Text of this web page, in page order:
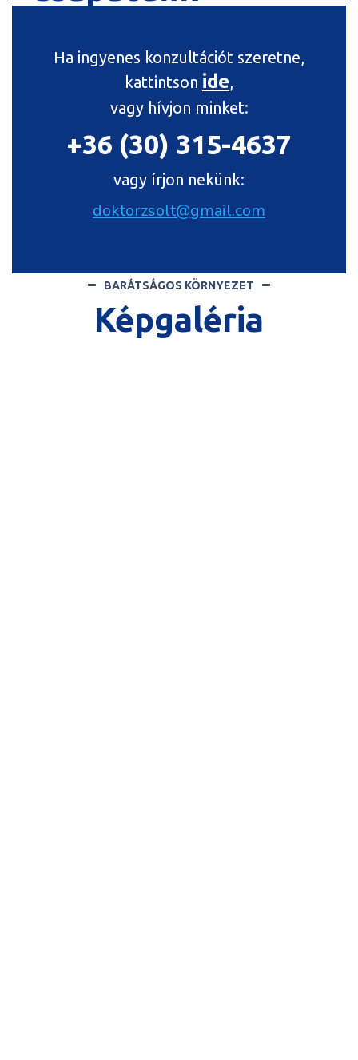
Ha ingyenes konzultációt szeretne,
kattintson ide,
vagy hívjon minket:
+36 (30) 315-4637
vagy írjon nekünk:
doktorzsolt@gmail.com
BARÁTSÁGOS KÖRNYEZET
Képgaléria